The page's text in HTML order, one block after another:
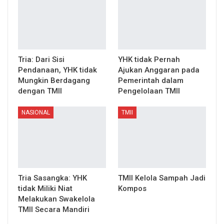
Tria: Dari Sisi
Pendanaan, YHK tidak
Mungkin Berdagang
dengan TMII
YHK tidak Pernah
Ajukan Anggaran pada
Pemerintah dalam
Pengelolaan TMII
NASIONAL
Tria Sasangka: YHK
tidak Miliki Niat
Melakukan Swakelola
TMII Secara Mandiri
TMII
TMII Kelola Sampah Jadi
Kompos